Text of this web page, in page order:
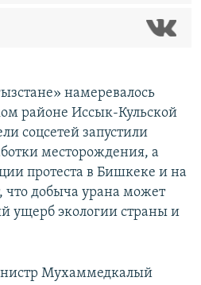
намеревалось
районе Иссык-Кульской
соцсетей запустили
месторождения, а
протеста в Бишкеке и на
что добыча урана может
ущерб экологии страны и
Мухаммедкалый